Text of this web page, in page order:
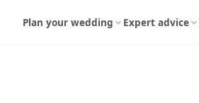
Plan your wedding Expert advice